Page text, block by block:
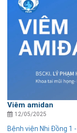
Viêm amidan
12/05/2025
Bệnh viện Nhi Đồng 1